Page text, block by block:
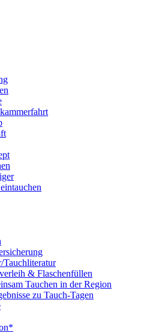
Tauchliteratur
& Flaschenfüllen
Tauchen in der Region
zu Tauch-Tagen